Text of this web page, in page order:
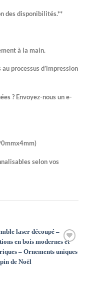
des disponibilités.**
à la main.
processus d’impression
? Envoyez-nous un e-
selon vos
Wishlist